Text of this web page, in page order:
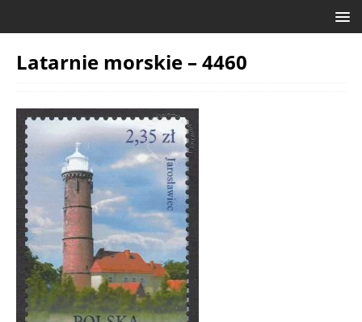
Latarnie morskie – 4460